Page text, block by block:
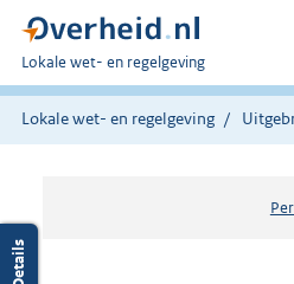
U
bent
hier:
Lokale wet- en regelgeving
Lokale wet- en regelgeving